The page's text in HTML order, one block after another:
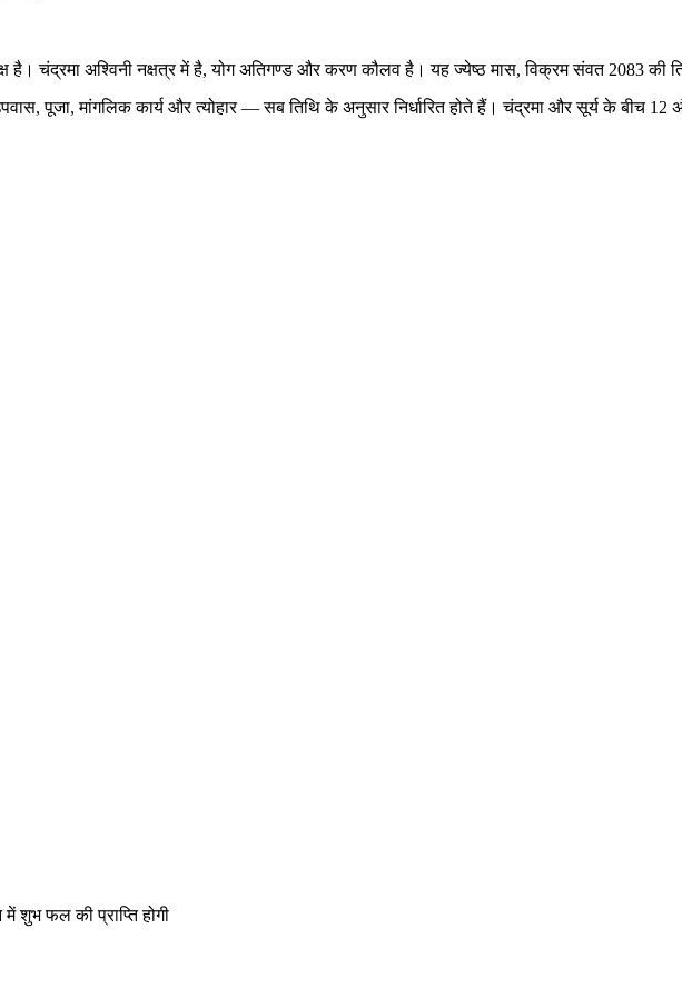
है। चंद्रमा अश्विनी नक्षत्र में है, योग अतिगण्ड और करण कौलव है। यह ज्येष्ठ मास, विक्रम संवत 2083 की
पूजा, मांगलिक कार्य और त्योहार — सब तिथि के अनुसार निर्धारित होते हैं। चंद्रमा और सूर्य के बीच
शुभ फल की प्राप्ति होगी